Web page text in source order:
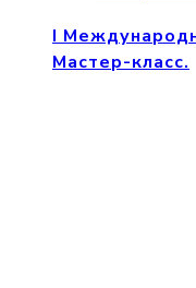
I
Мастер-класс.